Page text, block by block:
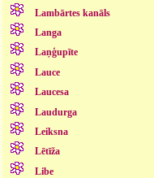
Lambārtes kanāls
Langa
Laņģupīte
Lauce
Laucesa
Laudurga
Leiksna
Lētīža
Libe